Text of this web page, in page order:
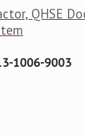
QHSE
1006-9003